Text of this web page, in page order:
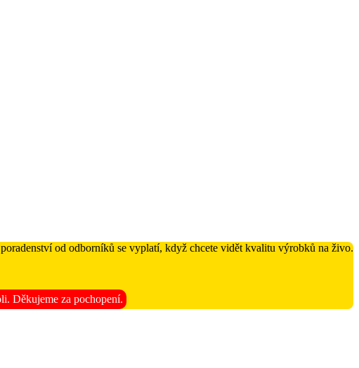
od odborníků se vyplatí, když chcete vidět kvalitu výrobků na živo.
Děkujeme za pochopení.